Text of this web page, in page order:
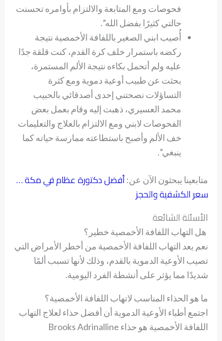
فحوصات ومع المتابعة والالتزام بأوامره تحسنت
حالتي كثيرًا بفضل الله”.
أُصيب ابني الصغير باللفافة الأخمصية نتيجة
ركضه باستمرار خلف كرة القدم، كنت قلقة جدًا
عليه ولم أتحمل بكاءه نتيجة الألم المستمرة،
بحثت عن طبيب أوعية دموية ومع كثرة
التساؤلات نصحتني إحدى أصدقائي بالحبيب
محمد العسيري، ذهبت إليه وقام بعمل بعض
الفحوصات لابني ومع الالتزام بالعلاج والتعليمات
خف الألم وأصبح باستطاعته ممارسة حياته كما
ينبغي”.
متابعينا يبحثون الآن عن:أفضل دكتورة عظام في مكة …
سعر الكشفية والحجز
الأسئلة الشائعة
هل التهاب اللفافة الأخمصية خطير؟
نعم يعد التهاب اللفافة الأخمصية من أخطر الأمراض التي
تصيب الأوعية الدموية بالقدم، وذلك لأنها تسبب ألمًا
شديدًا مما يؤثر على أنشطة الفرد اليومية.
ما هو الحذاء المناسب لاتهاب اللفافة الأخمصية؟
اجتمع أطباء الأوعية الدموية أن أفضل حذاء لعلاج التهاب
اللفافة الأخمصية هو حذاء Brooks Adrinalline